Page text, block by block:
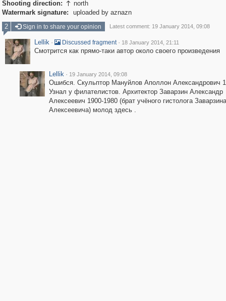
Shooting direction:  north
Watermark signature:
uploaded by aznazn
2
Sign in to share your opinion Latest comment: 19 January 2014, 09:08
Lellik · Discussed fragment · 18 January 2014, 21:11
Смотрится как прямо-таки автор около своего произведения
Lellik · 19 January 2014, 09:08
Ошибся. Скульптор Мануйлов Аполлон Александрович
Узнал у филателистов. Архитектор Заварзин Александр
Алексеевич 1900-1980 (брат учёного гистолога
Алексеевича) молод здесь .